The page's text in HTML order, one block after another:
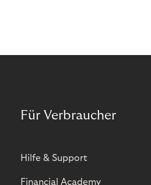
Für Verbraucher
Hilfe & Support
Financial Academy